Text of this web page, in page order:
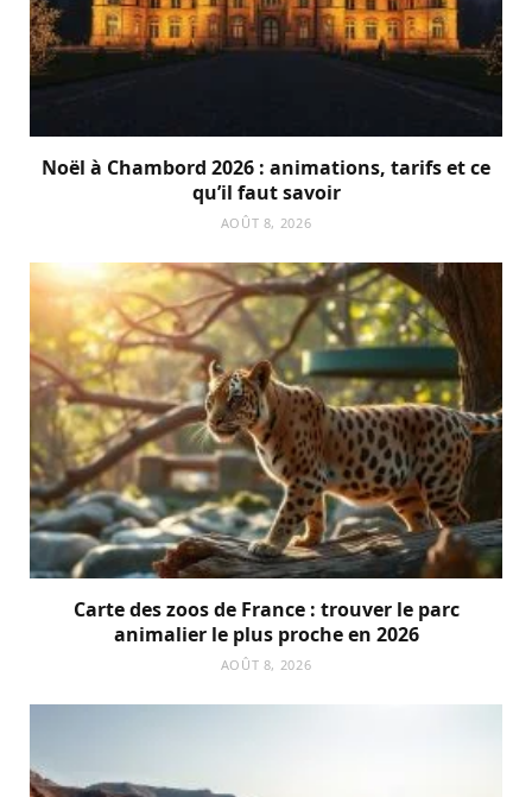
Noël à Chambord 2026 : animations, tarifs et ce
qu’il faut savoir
AOÛT 8, 2026
Carte des zoos de France : trouver le parc
animalier le plus proche en 2026
AOÛT 8, 2026